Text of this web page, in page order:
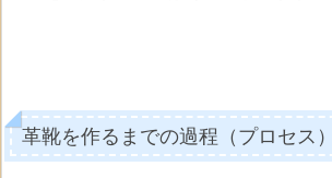
革靴を作るまでの過程（プロセス）